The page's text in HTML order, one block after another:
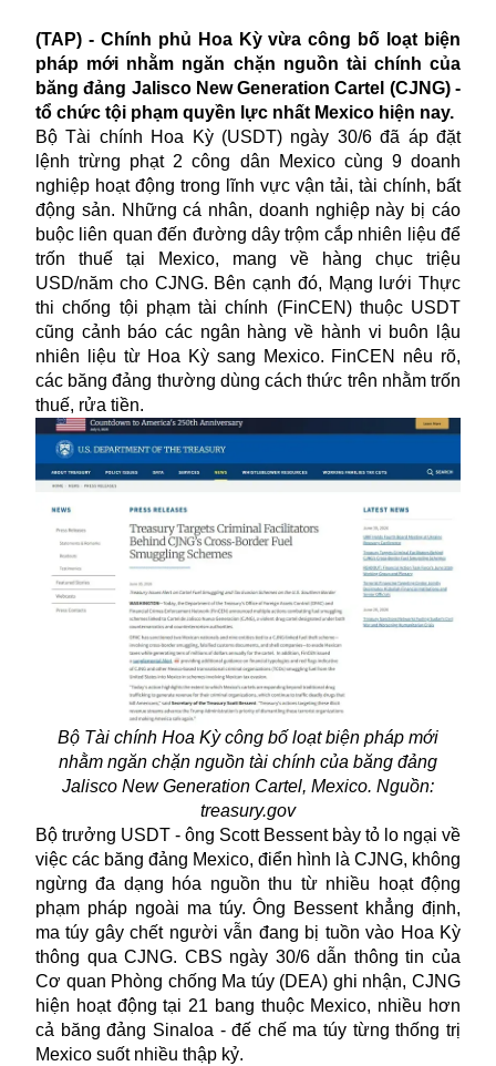
(TAP) - Chính phủ Hoa Kỳ vừa công bố loạt biện
pháp mới nhằm ngăn chặn nguồn tài chính của
băng đảng Jalisco New Generation Cartel (CJNG) -
tổ chức tội phạm quyền lực nhất Mexico hiện nay.
Bộ Tài chính Hoa Kỳ (USDT) ngày 30/6 đã áp đặt
lệnh trừng phạt 2 công dân Mexico cùng 9 doanh
nghiệp hoạt động trong lĩnh vực vận tải, tài chính, bất
động sản. Những cá nhân, doanh nghiệp này bị cáo
buộc liên quan đến đường dây trộm cắp nhiên liệu để
trốn thuế tại Mexico, mang về hàng chục triệu
USD/năm cho CJNG. Bên cạnh đó, Mạng lưới Thực
thi chống tội phạm tài chính (FinCEN) thuộc USDT
cũng cảnh báo các ngân hàng về hành vi buôn lậu
nhiên liệu từ Hoa Kỳ sang Mexico. FinCEN nêu rõ,
các băng đảng thường dùng cách thức trên nhằm trốn
thuế, rửa tiền.
Bộ Tài chính Hoa Kỳ công bố loạt biện pháp mới
nhằm ngăn chặn nguồn tài chính của băng đảng
Jalisco New Generation Cartel, Mexico. Nguồn:
treasury.gov
Bộ trưởng USDT - ông Scott Bessent bày tỏ lo ngại về
việc các băng đảng Mexico, điển hình là CJNG, không
ngừng đa dạng hóa nguồn thu từ nhiều hoạt động
phạm pháp ngoài ma túy. Ông Bessent khẳng định,
ma túy gây chết người vẫn đang bị tuồn vào Hoa Kỳ
thông qua CJNG. CBS ngày 30/6 dẫn thông tin của
Cơ quan Phòng chống Ma túy (DEA) ghi nhận, CJNG
hiện hoạt động tại 21 bang thuộc Mexico, nhiều hơn
cả băng đảng Sinaloa - đế chế ma túy từng thống trị
Mexico suốt nhiều thập kỷ.